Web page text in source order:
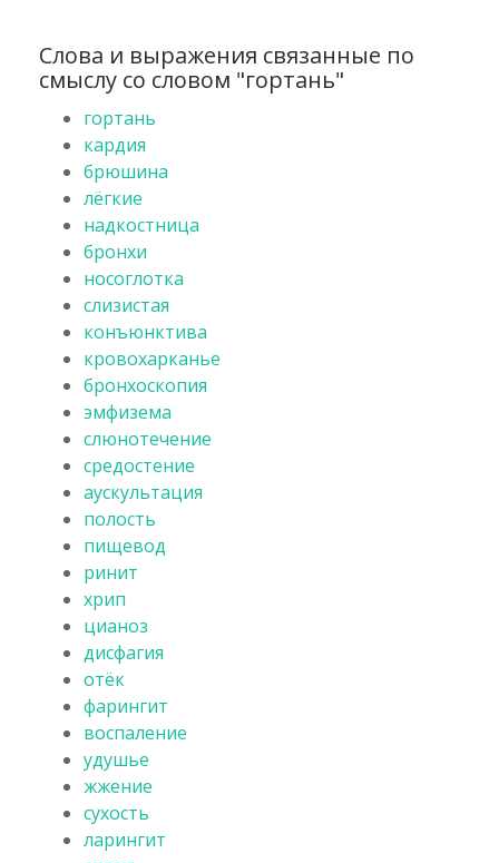
Слова и выражения связанные по
смыслу со словом "гортань"
гортань
кардия
брюшина
лёгкие
надкостница
бронхи
носоглотка
слизистая
конъюнктива
кровохарканье
бронхоскопия
эмфизема
слюнотечение
средостение
аускультация
полость
пищевод
ринит
хрип
цианоз
дисфагия
отёк
фарингит
воспаление
удушье
жжение
сухость
ларингит